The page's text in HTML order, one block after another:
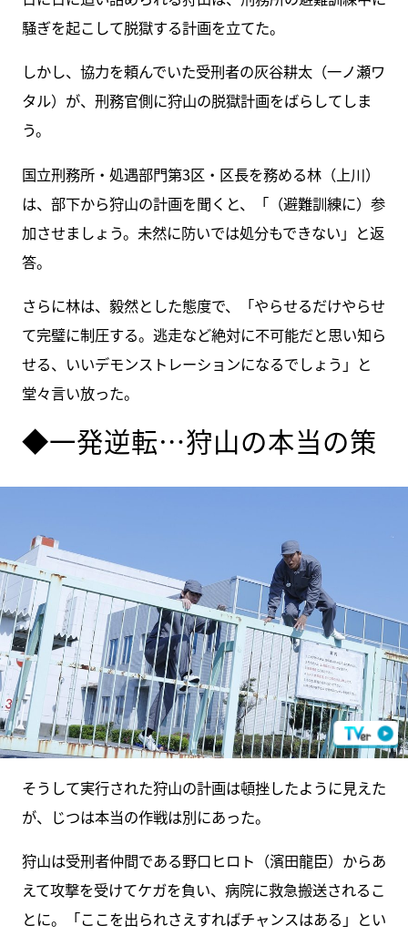
騒ぎを起こして脱獄する計画を立てた。
しかし、協力を頼んでいた受刑者の灰谷耕太（一ノ瀬ワ
タル）が、刑務官側に狩山の脱獄計画をばらしてしま
う。
国立刑務所・処遇部門第3区・区長を務める林（上川）
は、部下から狩山の計画を聞くと、「（避難訓練に）参
加させましょう。未然に防いでは処分もできない」と返
答。
さらに林は、毅然とした態度で、「やらせるだけやらせ
て完璧に制圧する。逃走など絶対に不可能だと思い知ら
せる、いいデモンストレーションになるでしょう」と
堂々言い放った。
◆一発逆転…狩山の本当の策
そうして実行された狩山の計画は頓挫したように見えた
が、じつは本当の作戦は別にあった。
狩山は受刑者仲間である野口ヒロト（濱田龍臣）からあ
えて攻撃を受けてケガを負い、病院に救急搬送されるこ
とに。「ここを出られさえすればチャンスはある」とい